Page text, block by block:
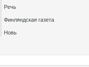
Речь
Финляндская газета
Новь